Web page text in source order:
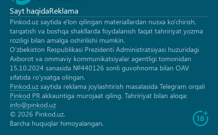
Sayt haqidaReklama
Pinkod.uz saytida e'lon qilingan materiallardan nusxa ko'chirish,
tarqatish va boshqa shakllarda foydalanish faqat tahririyat yozma
roziligi bilan amalga oshirilishi mumkin.
O‘zbekiston Respublikasi Prezidenti Administratsiyasi huzuridagi
Axborot va ommaviy kommunikatsiyalar agentligi tomonidan
15.10.2024 sanasida №440126 sonli guvohnoma bilan OAV
sifatida ro‘yxatga olingan.
Pinkod.uz saytida reklama joylashtirish masalasida Telegram orqali
Pinkod PR akkauntiga murojaat qiling. Tahririyat bilan aloqa:
info@pinkod.uz
© 2026 Pinkod.uz.
Barcha huquqlar himoyalangan.